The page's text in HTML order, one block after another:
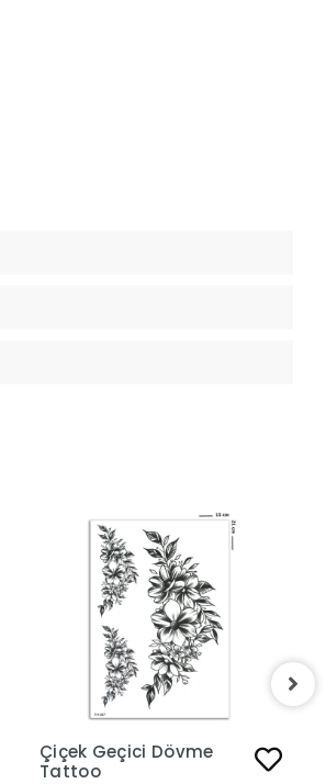
Çiçek Geçici Dövme
Tattoo